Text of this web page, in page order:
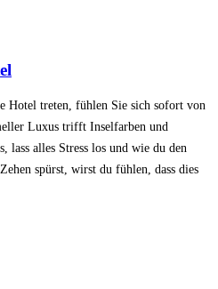
Hotel treten, fühlen Sie sich sofort von
Luxus trifft Inselfarben und
lass alles Stress los und wie du den
spürst, wirst du fühlen, dass dies